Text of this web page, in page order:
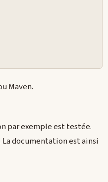
Maven.
par exemple est testée.
La documentation est ainsi